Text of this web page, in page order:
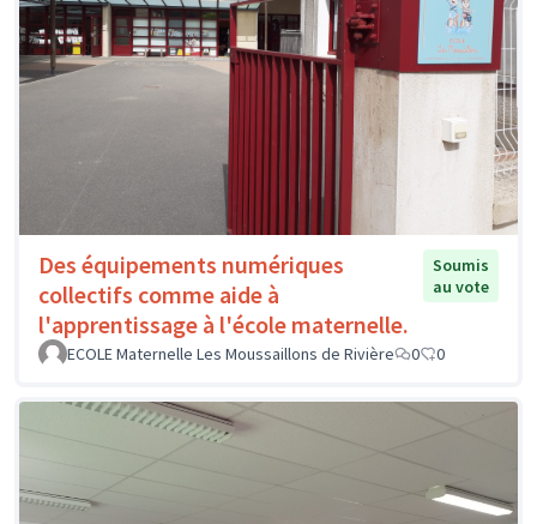
Des équipements numériques
collectifs comme aide à
l'apprentissage à l'école maternelle.
Soumis
au vote
ECOLE Maternelle Les Moussaillons de Rivière 0 0